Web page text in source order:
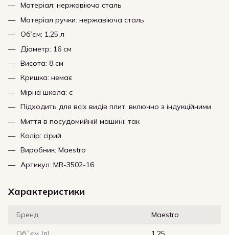
Матеріал: нержавіюча сталь
Матеріал ручки: нержавіюча сталь
Об’єм: 1,25 л
Діаметр: 16 см
Висота: 8 см
Кришка: немає
Мірна шкала: є
Підходить для всіх видів плит, включно з індукційними
Миття в посудомийній машині: так
Колір: сірий
Виробник: Maestro
Артикул: MR-3502-16
Характеристики
Бренд Maestro